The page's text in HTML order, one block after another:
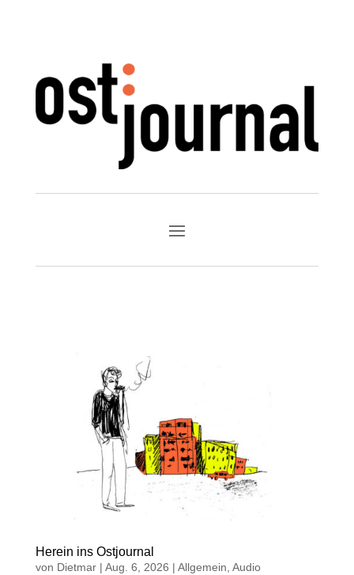
Herein ins Ostjournal
von Dietmar| Aug. 6, 2026 | Allgemein Audio